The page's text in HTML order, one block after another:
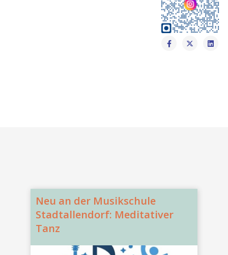
Neu an der Musikschule
Stadtallendorf: Meditativer
Tanz